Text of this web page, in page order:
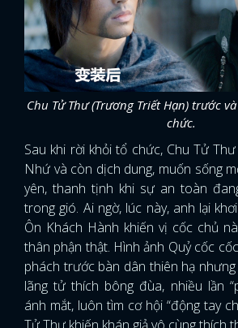
Chu Tử Thư (Trương Triết Hạn) trước
chức.
Sau khi rời khỏi tổ chức, Chu Tử
Nhứ và còn dịch dung, muốn sống
yên, thanh tịnh khi sự an toàn
trong gió. Ai ngờ, lúc này, anh lại
Ôn Khách Hành khiến vị cốc chủ
thân phận thật. Hình ảnh Quỷ cốc
phách trước bàn dân thiên hạ
lãng tử thích bông đùa, nhiều lần
ánh mắt, luôn tìm cơ hội “động tay